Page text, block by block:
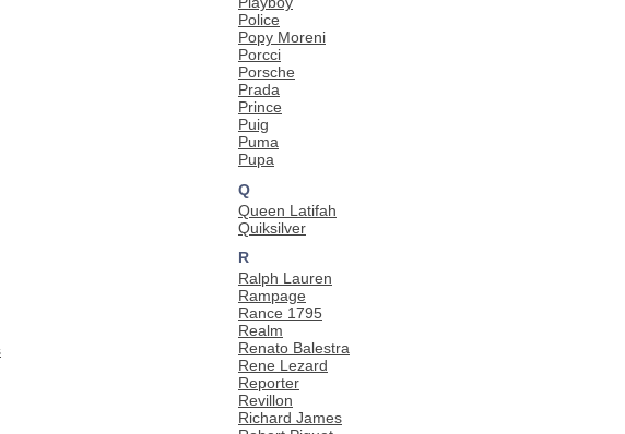
Police
Popy Moreni
Porcci
Porsche
Prada
Prince
Puig
Puma
Pupa
Q
Queen Latifah
Quiksilver
R
Ralph Lauren
Rampage
Rance 1795
Realm
Renato Balestra
Rene Lezard
Reporter
Revillon
Richard James